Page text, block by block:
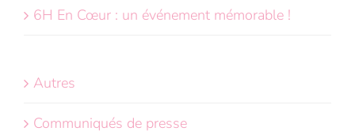
6H En Cœur : un événement mémorable !
Autres
Communiqués de presse